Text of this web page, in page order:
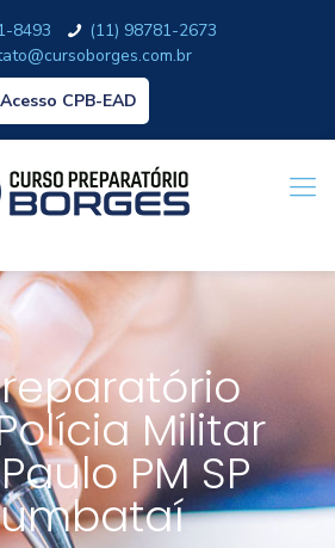
8493
(11) 98781-2673
Acesso CPB-EAD
Militar
PM SP